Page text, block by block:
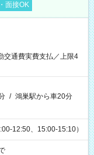
面接OK
交通費実費支払／上限4
/ 鴻巣駅から車20分
12:50、15:00-15:10）